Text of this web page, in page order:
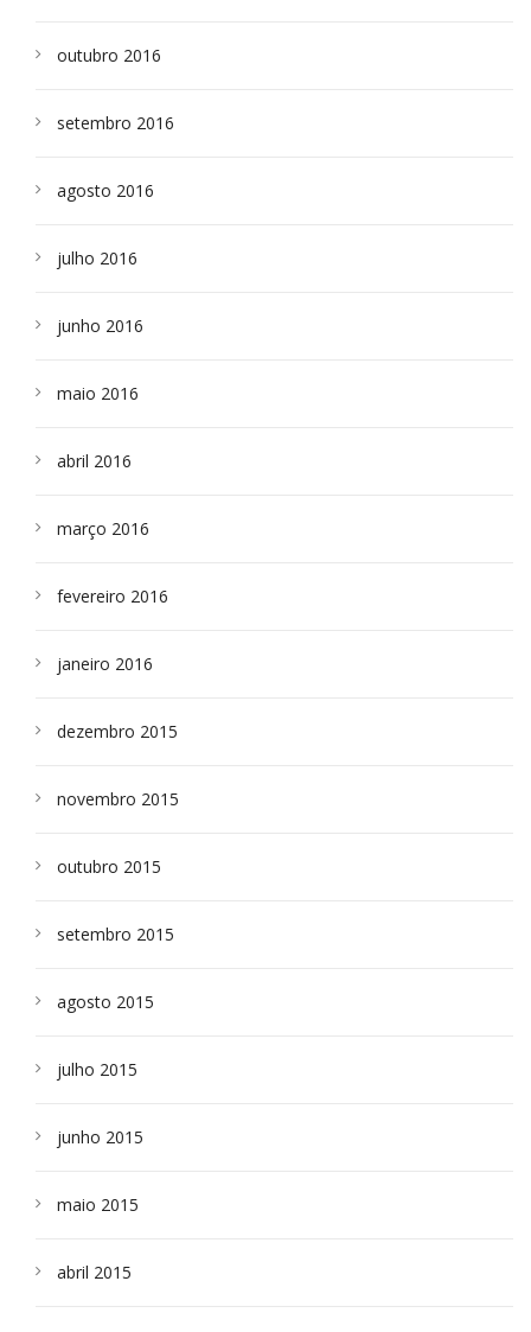
outubro 2016
setembro 2016
agosto 2016
julho 2016
junho 2016
maio 2016
abril 2016
março 2016
fevereiro 2016
janeiro 2016
dezembro 2015
novembro 2015
outubro 2015
setembro 2015
agosto 2015
julho 2015
junho 2015
maio 2015
abril 2015